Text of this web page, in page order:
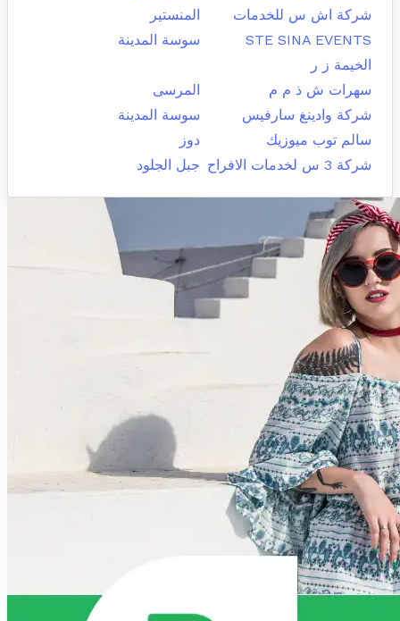
شركة اش س للخدمات
المنستير
STE SINA EVENTS
سوسة المدينة
الخيمة ز ر
سهرات ش ذ م م
المرسى
شركة وادينغ سارفيس
سوسة المدينة
سالم توب ميوزيك
دوز
شركة 3 س لخدمات الافراح
جبل الجلود